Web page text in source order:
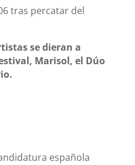
tras percatar del
se dieran a
Marisol, el Dúo
española